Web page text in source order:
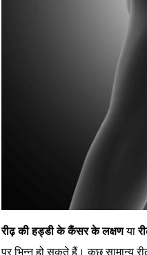
रीढ़ की हड्डी के कैंसर के लक्षणया
पर भिन्न हो सकते हैं। कुछ सामान्य